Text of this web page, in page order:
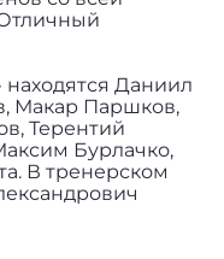
Даниил
Макар Паршков,
Терентий
Бурлачко,
В тренерском